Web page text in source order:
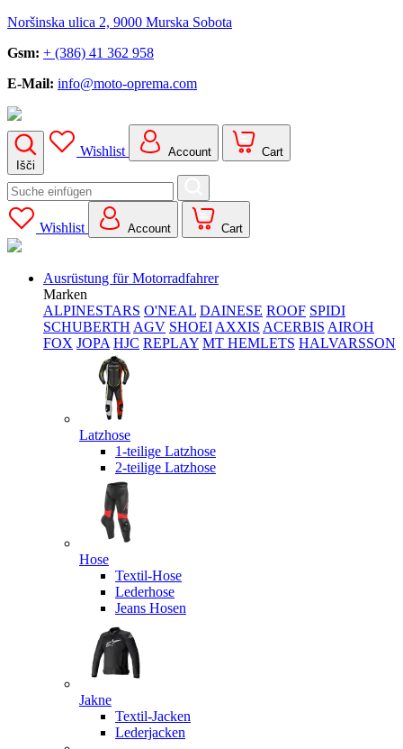
Noršinska ulica 2, 9000 Murska Sobota
Gsm: + (386) 41 362 958
E-Mail: info@moto-oprema.com
Išči
Wishlist Account Cart
Search
for:
Wishlist
Account Cart
Ausrüstung für Motorradfahrer
Marken
ALPINESTARS O'NEAL DAINESE ROOF SPIDI
SCHUBERTH AGV SHOEI AXXIS ACERBIS AIROH
FOX JOPA HJC REPLAY MT HEMLETS HALVARSSON
Latzhose
1-teilige Latzhose
2-teilige Latzhose
Hose
Textil-Hose
Lederhose
Jeans Hosen
Jakne
Textil-Jacken
Lederjacken